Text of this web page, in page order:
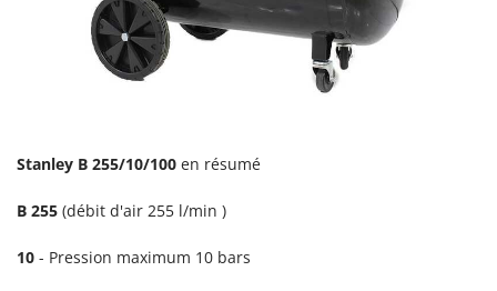
Groupes électrogènes
Gyrobroyeurs à lame pour tracteur
Herses à Dents
Herses Rotatives
L
EcoFlow
Edilmark
Energy Gruppi
Enotecnica Pillan
Stanley B 255/10/100 en résumé
B 255 (débit d'air 255 l/min )
10 - Pression maximum 10 bars